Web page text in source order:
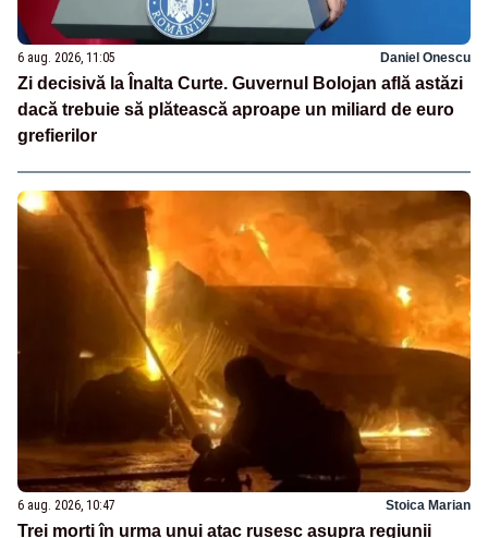
6 aug. 2026, 11:05 Daniel Onescu
Zi decisivă la Înalta Curte. Guvernul Bolojan află astăzi
dacă trebuie să plătească aproape un miliard de euro
grefierilor
6 aug. 2026, 10:47 Stoica Marian
Trei morți în urma unui atac rusesc asupra regiunii